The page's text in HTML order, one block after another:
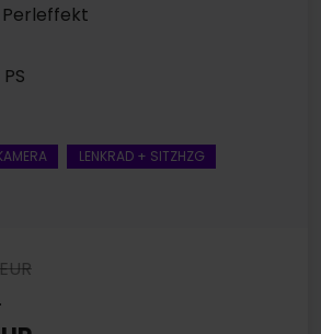
LENKRAD + SITZHZG